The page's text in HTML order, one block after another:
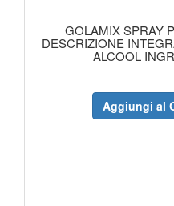
GOLAMIX SPRAY
DESCRIZIONE
ALCOOL
Aggiungi al